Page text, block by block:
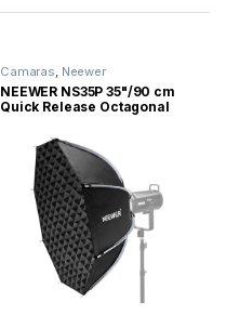
Camaras, Neewer
NEEWER NS35P 35"/90 cm
Quick Release Octagonal